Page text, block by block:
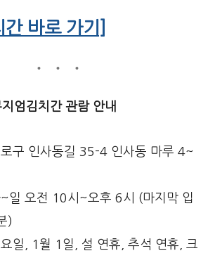
간 바로 가기]
엄김치간 관람 안내
구 인사동길 35-4 인사동 마루 4~
일 오전 10시~오후 6시 (마지막 입
)
일, 1월 1일, 설 연휴, 추석 연휴, 크